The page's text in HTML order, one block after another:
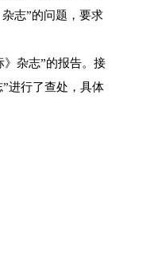
志”的问题，要求
杂志”的报告。接
进行了查处，具体